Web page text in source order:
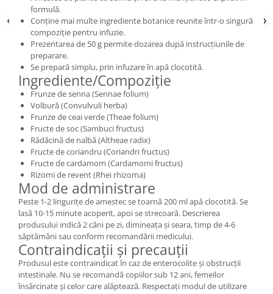
formulă.
Conține mai multe ingrediente botanice reunite într-o singură
compoziție pentru infuzie.
Prezentarea de 50 g permite dozarea după instrucțiunile de
preparare.
Se prepară simplu, prin infuzare în apă clocotită.
Ingrediente/Compoziție
Frunze de senna (Sennae folium)
Volbură (Convulvuli herba)
Frunze de ceai verde (Theae folium)
Fructe de soc (Sambuci fructus)
Rădăcină de nalbă (Altheae radix)
Fructe de coriandru (Coriandri fructus)
Fructe de cardamom (Cardamomi fructus)
Rizomi de revent (Rhei rhizoma)
Mod de administrare
Peste 1-2 lingurițe de amestec se toarnă 200 ml apă clocotită. Se
lasă 10-15 minute acoperit, apoi se strecoară. Descrierea
produsului indică 2 căni pe zi, dimineața și seara, timp de 4-6
săptămâni sau conform recomandării medicului.
Contraindicații și precauții
Produsul este contraindicat în caz de enterocolite și obstrucții
intestinale. Nu se recomandă copiilor sub 12 ani, femeilor
însărcinate și celor care alăptează. Respectați modul de utilizare